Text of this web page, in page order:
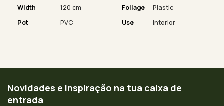
Width
120 cm Foliage
Plastic
Pot
PVC Use interior
Novidades e inspiração na tua caixa de
entrada